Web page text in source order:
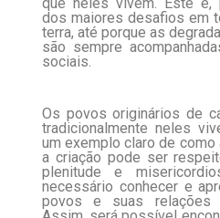
dos maiores desafios em
terra, até porque as
são sempre
sociais.
Os povos originários de
tradicionalmente neles
um exemplo claro de como
a criação pode ser
plenitude e
necessário conhecer e
povos e suas relações